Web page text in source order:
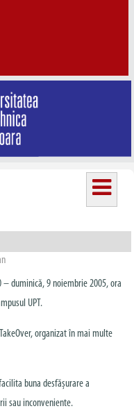
– duminică, 9 noiembrie 2005, ora
UPT.
organizat în mai multe
buna desfășurare a
sau inconveniente.